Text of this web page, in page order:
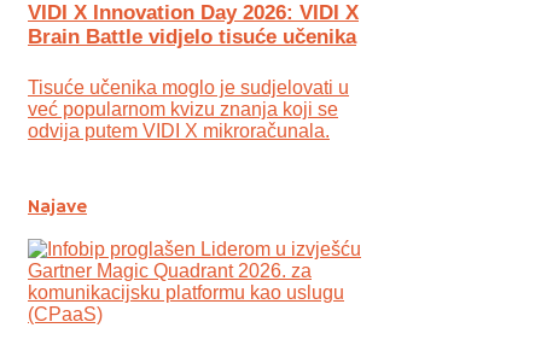
VIDI X Innovation Day 2026: VIDI X
Brain Battle vidjelo tisuće učenika
Tisuće učenika moglo je sudjelovati u
već popularnom kvizu znanja koji se
odvija putem VIDI X mikroračunala.
Najave